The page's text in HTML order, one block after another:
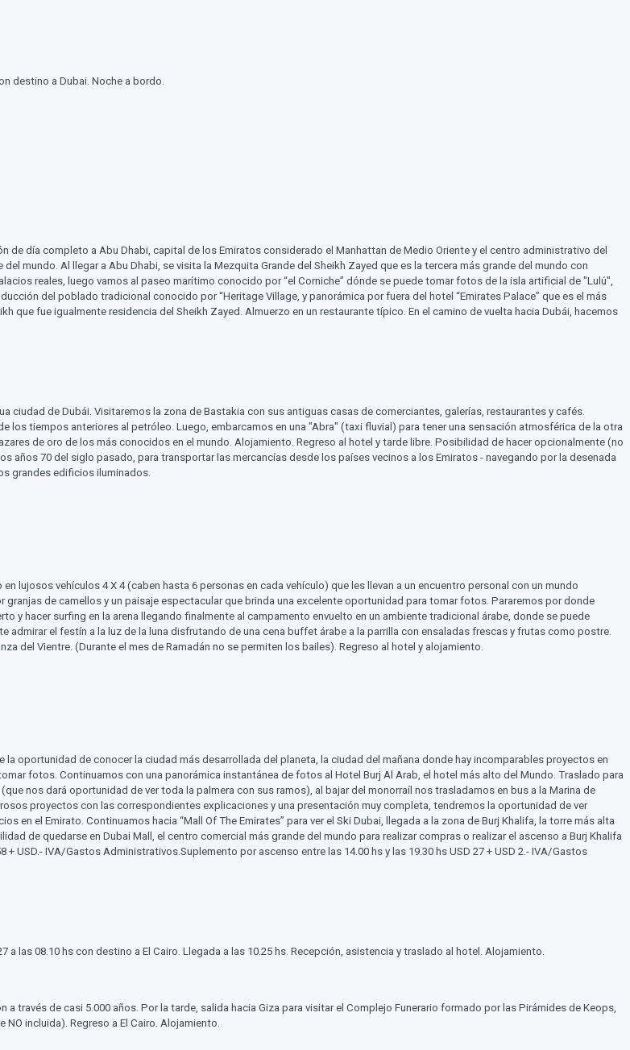
destino a Dubai. Noche a bordo.
día completo a Abu Dhabi, capital de los Emiratos considerado el Manhattan de Medio Oriente y el centro administrativo del
mundo. Al llegar a Abu Dhabi, se visita la Mezquita Grande del Sheikh Zayed que es la tercera más grande del mundo con
reales, luego vamos al paseo marítimo conocido por “el Corniche” dónde se puede tomar fotos de la isla artificial de "Lulú",
del poblado tradicional conocido por “Heritage Village, y panorámica por fuera del hotel “Emirates Palace” que es el más
que fue igualmente residencia del Sheikh Zayed. Almuerzo en un restaurante típico. En el camino de vuelta hacia Dubái, hacemos
ciudad de Dubái. Visitaremos la zona de Bastakia con sus antiguas casas de comerciantes, galerías, restaurantes y cafés.
los tiempos anteriores al petróleo. Luego, embarcamos en una "Abra" (taxi fluvial) para tener una sensación atmosférica de la otra
de oro de los más conocidos en el mundo. Alojamiento. Regreso al hotel y tarde libre. Posibilidad de hacer opcionalmente (no
años 70 del siglo pasado, para transportar las mercancías desde los países vecinos a los Emiratos - navegando por la desenada
grandes edificios iluminados.
lujosos vehículos 4 X 4 (caben hasta 6 personas en cada vehículo) que les llevan a un encuentro personal con un mundo
de camellos y un paisaje espectacular que brinda una excelente oportunidad para tomar fotos. Pararemos por donde
y hacer surfing en la arena llegando finalmente al campamento envuelto en un ambiente tradicional árabe, donde se puede
el festín a la luz de la luna disfrutando de una cena buffet árabe a la parrilla con ensaladas frescas y frutas como postre.
del Vientre. (Durante el mes de Ramadán no se permiten los bailes). Regreso al hotel y alojamiento.
oportunidad de conocer la ciudad más desarrollada del planeta, la ciudad del mañana donde hay incomparables proyectos en
fotos. Continuamos con una panorámica instantánea de fotos al Hotel Burj Al Arab, el hotel más alto del Mundo. Traslado para
nos dará oportunidad de ver toda la palmera con sus ramos), al bajar del monorraíl nos trasladamos en bus a la Marina de
proyectos con las correspondientes explicaciones y una presentación muy completa, tendremos la oportunidad de ver
el Emirato. Continuamos hacia “Mall Of The Emirates” para ver el Ski Dubai, llegada a la zona de Burj Khalifa, la torre más alta
de quedarse en Dubai Mall, el centro comercial más grande del mundo para realizar compras o realizar el ascenso a Burj Khalifa
USD.- IVA/Gastos Administrativos.Suplemento por ascenso entre las 14.00 hs y las 19.30 hs USD 27 + USD 2.- IVA/Gastos
las 08.10 hs con destino a El Cairo. Llegada a las 10.25 hs. Recepción, asistencia y traslado al hotel. Alojamiento.
través de casi 5.000 años. Por la tarde, salida hacia Giza para visitar el Complejo Funerario formado por las Pirámides de Keops,
incluida). Regreso a El Cairo. Alojamiento.